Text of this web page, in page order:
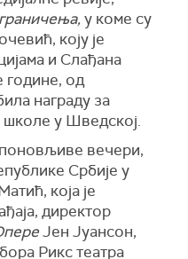
у коме су
коју је
и Слађана
године, од
награду за
школе у Шведској.
вечери,
Србије у
која је
директор
Јен Јуансон,
Рикс театра